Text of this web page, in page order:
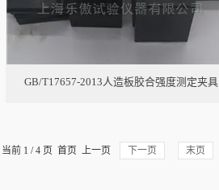
GB/T17657-2013人造板胶合强度测定夹具
前 1 / 4 页 首页 上一页 下一页 末页